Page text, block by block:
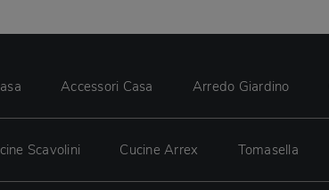
Accessori Casa Arredo Giardino
Scavolini Cucine Arrex Tomasella